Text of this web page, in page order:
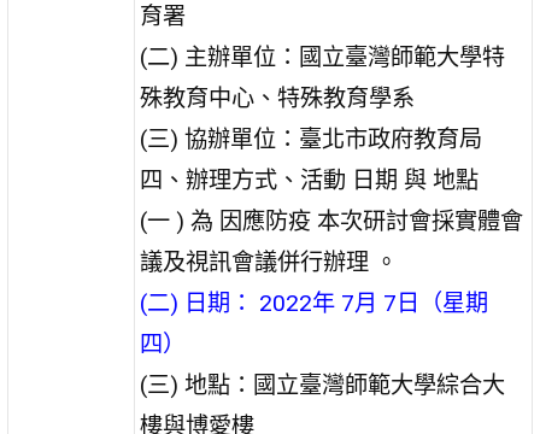
育署
(二) 主辦單位：國立臺灣師範大學特
殊教育中心、特殊教育學系
(三) 協辦單位：臺北市政府教育局
四、辦理方式、活動 日期 與 地點
(一 ) 為 因應防疫 本次研討會採實體會
議及視訊會議併行辦理 。
(二) 日期： 2022年 7月 7日（星期
四）
(三) 地點：國立臺灣師範大學綜合大
樓與博愛樓